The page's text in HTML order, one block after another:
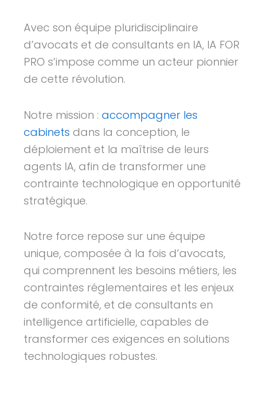
Avec son équipe pluridisciplinaire
d’avocats et de consultants en IA, IA FOR
PRO s’impose comme un acteur pionnier
de cette révolution.
Notre mission : accompagner les
cabinets dans la conception, le
déploiement et la maîtrise de leurs
agents IA, afin de transformer une
contrainte technologique en opportunité
stratégique.
Notre force repose sur une équipe
unique, composée à la fois d’avocats,
qui comprennent les besoins métiers, les
contraintes réglementaires et les enjeux
de conformité, et de consultants en
intelligence artificielle, capables de
transformer ces exigences en solutions
technologiques robustes.